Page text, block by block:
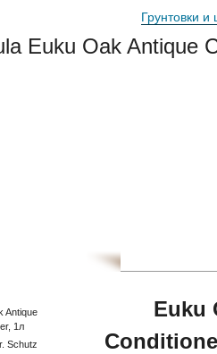
Грунтовки и
Euku Oak Antique
Antique
1л
Schutz
Euku